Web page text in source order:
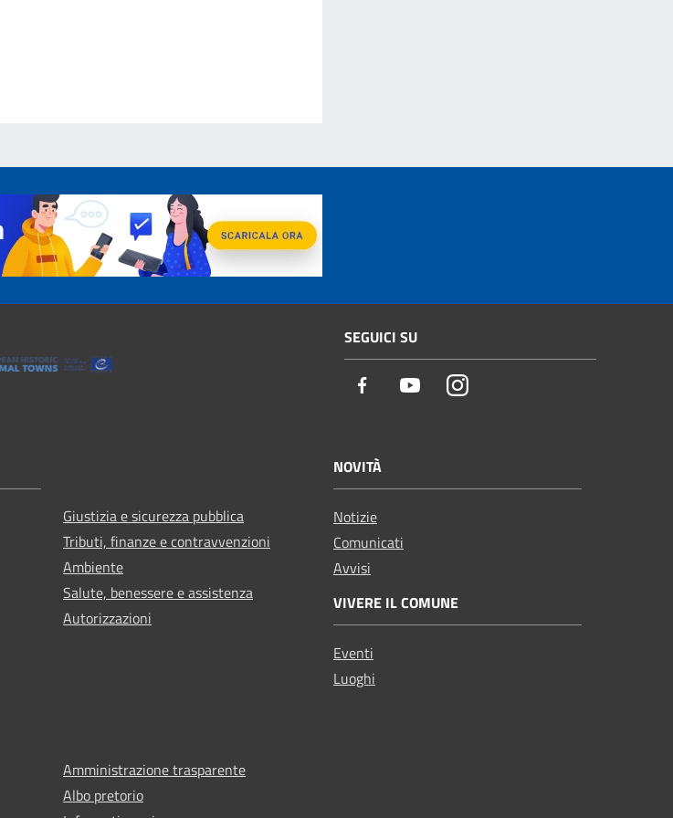
SEGUICI SU
Facebook YoutubeInstagram
Giustizia e sicurezza pubblica
Tributi, finanze e contravvenzioni
Ambiente
Salute, benessere e assistenza
Autorizzazioni
NOVITÀ
Notizie
Comunicati
Avvisi
VIVERE IL COMUNE
Eventi
Luoghi
Amministrazione trasparente
Albo pretorio